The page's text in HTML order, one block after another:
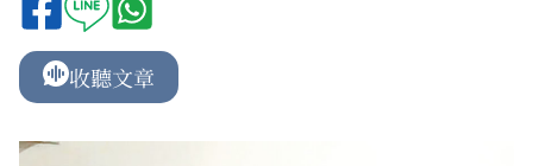
收聽文章